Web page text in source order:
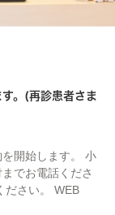
。(再診患者さま
開始します。 小
でお電話くださ
ださい。 WEB